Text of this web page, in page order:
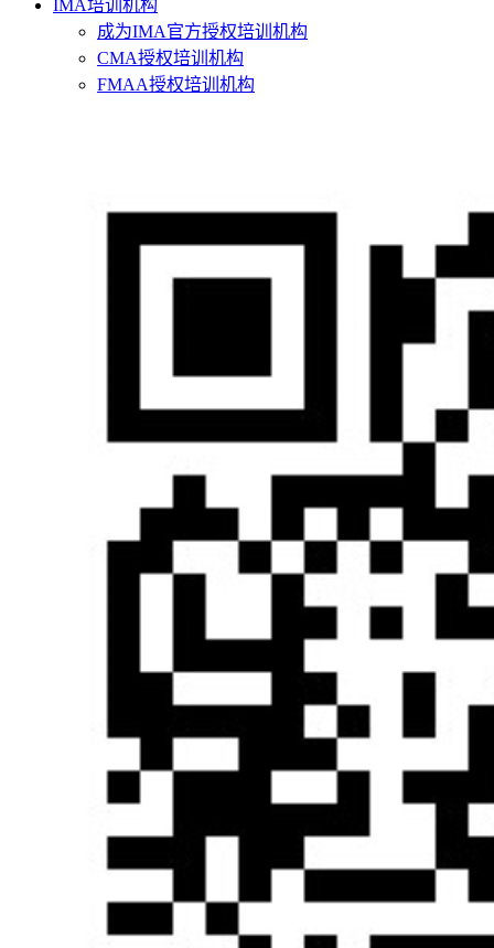
IMA培训机构
成为IMA官方授权培训机构
CMA授权培训机构
FMAA授权培训机构